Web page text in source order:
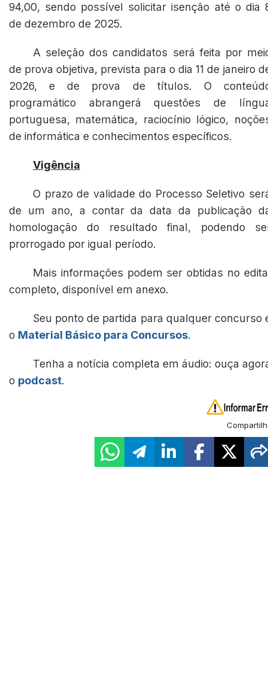
94,00, sendo possível solicitar isenção até o dia
de dezembro de 2025.
A seleção dos candidatos será feita por
de prova objetiva, prevista para o dia 11 de janeiro
2026, e de prova de títulos. O
programático abrangerá questões de
portuguesa, matemática, raciocínio lógico,
de informática e conhecimentos específicos.
Vigência
O prazo de validade do Processo Seletivo
de um ano, a contar da data da publicação
homologação do resultado final, podendo
prorrogado por igual período.
Mais informações podem ser obtidas no
completo, disponível em anexo.
Seu ponto de partida para qualquer concurso
o Material Básico para Concursos.
Tenha a notícia completa em áudio: ouça
o podcast.